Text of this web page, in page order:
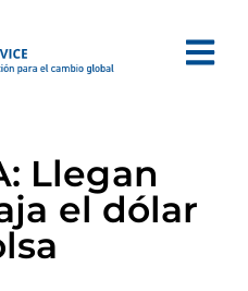
Llegan
el dólar